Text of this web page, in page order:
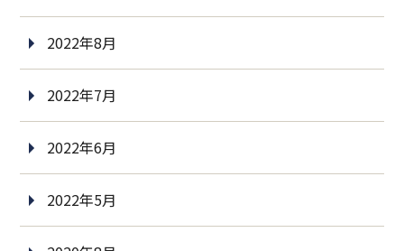
2022年8月
2022年7月
2022年6月
2022年5月